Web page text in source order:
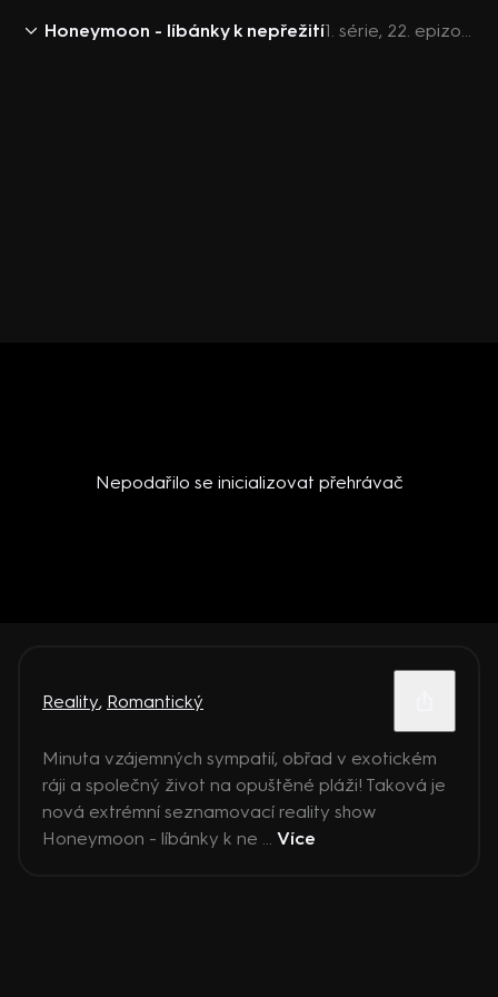
Honeymoon - líbánky k nepřežití 1. série, 22. epizoda: Honeymoon - líbánky k nepřežití S1 (22)
Nepodařilo se inicializovat přehrávač
Reality, Romantický
Minuta vzájemných sympatií, obřad v exotickém
ráji a společný život na opuštěné pláži! Taková je
nová extrémní seznamovací reality show
Honeymoon - líbánky k ne ... Více